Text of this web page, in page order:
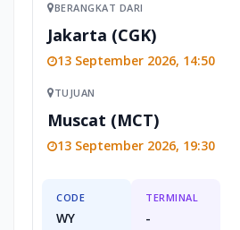
BERANGKAT DARI
Jakarta (CGK)
13 September 2026, 14:50
TUJUAN
Muscat (MCT)
13 September 2026, 19:30
CODE
WY
TERMINAL
-